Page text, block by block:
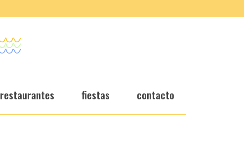
restaurantes fiestas contacto